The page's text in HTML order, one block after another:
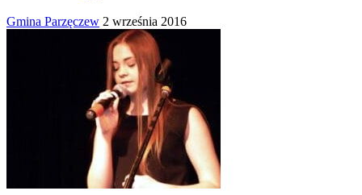
Gmina Parzęczew 2 września 2016